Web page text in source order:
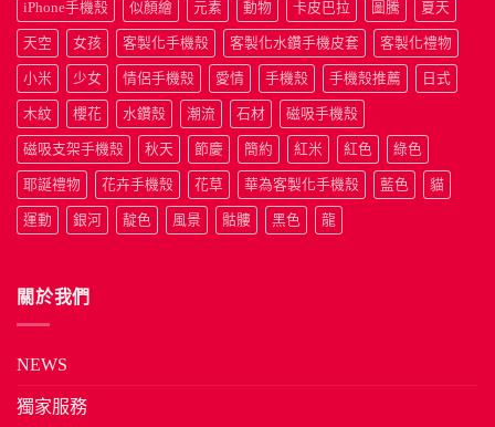
iPhone手機殼 似顏繪 元素 動物 卡皮巴拉 圖騰 夏天
天空 女孩 客製化手機殼 客製化水鑽手機皮套 客製化禮物
小米 少女 情侶手機殼 愛情 手機殼 手機殼推薦 日式
木紋 櫻花 水鑽殼 潮流 石材 磁吸手機殼
磁吸支架手機殼 秋天 節慶 簡約 紅米 紅色 綠色
耶誕禮物 花卉手機殼 花草 華為客製化手機殼 藍色 貓
運動 銀河 靛色 風景 骷髏 黑色 龍
關於我們
NEWS
獨家服務